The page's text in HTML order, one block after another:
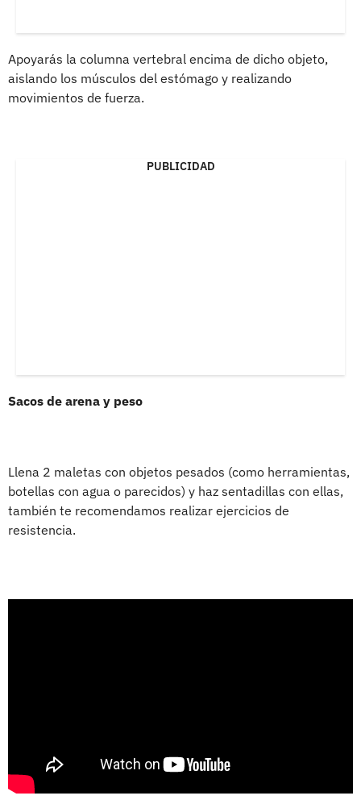
Apoyarás la columna vertebral encima de dicho objeto,
aislando los músculos del estómago y realizando
movimientos de fuerza.
PUBLICIDAD
Sacos de arena y peso
Llena 2 maletas con objetos pesados (como herramientas,
botellas con agua o parecidos) y haz sentadillas con ellas,
también te recomendamos realizar ejercicios de
resistencia.